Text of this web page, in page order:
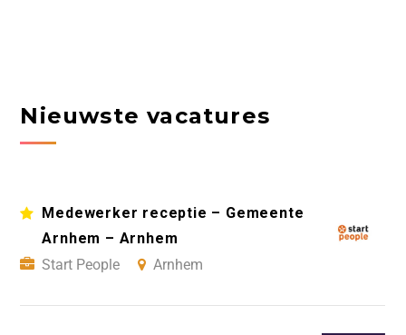
Nieuwste vacatures
Medewerker receptie – Gemeente
Arnhem – Arnhem
Start People
Arnhem